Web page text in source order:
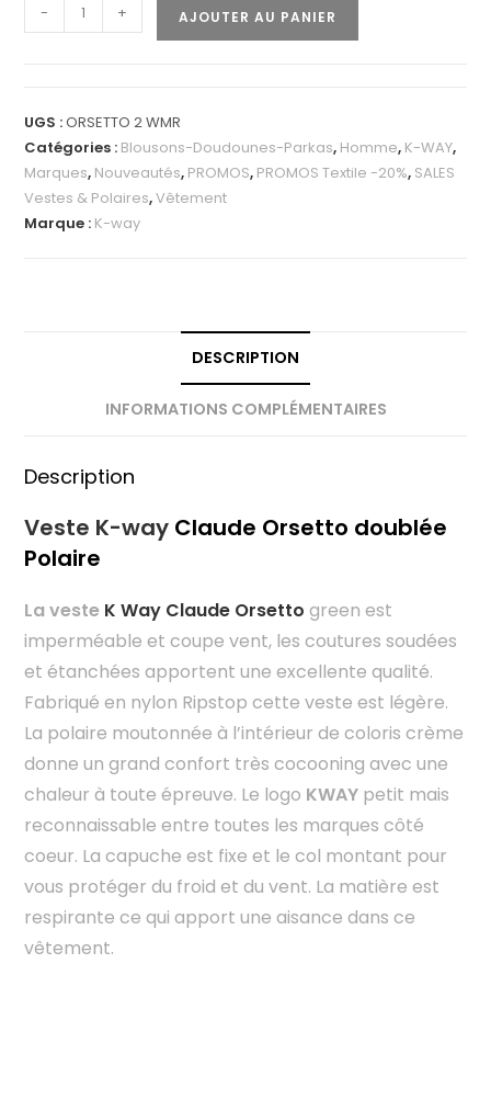
- + AJOUTER AU PANIER
UGS :ORSETTO 2 WMR
Catégories : Blousons-Doudounes-Parkas, Homme, K-WAY,
Marques, Nouveautés, PROMOS, PROMOS Textile -20%, SALES
Vestes & Polaires,Vêtement
Marque : K-way
DESCRIPTION
INFORMATIONS COMPLÉMENTAIRES
Description
Veste K-way Claude Orsetto doublée
Polaire
La veste K Way Claude Orsetto green est
imperméable et coupe vent, les coutures soudées
et étanchées apportent une excellente qualité.
Fabriqué en nylon Ripstop cette veste est légère.
La polaire moutonnée à l’intérieur de coloris crème
donne un grand confort très cocooning avec une
chaleur à toute épreuve. Le logo KWAY petit mais
reconnaissable entre toutes les marques côté
coeur. La capuche est fixe et le col montant pour
vous protéger du froid et du vent. La matière est
respirante ce qui apport une aisance dans ce
vêtement.